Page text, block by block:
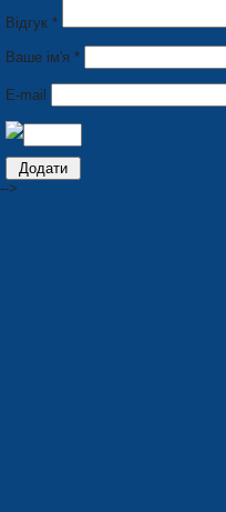
Відгук *
Ваше ім'я *
E-mail
-->